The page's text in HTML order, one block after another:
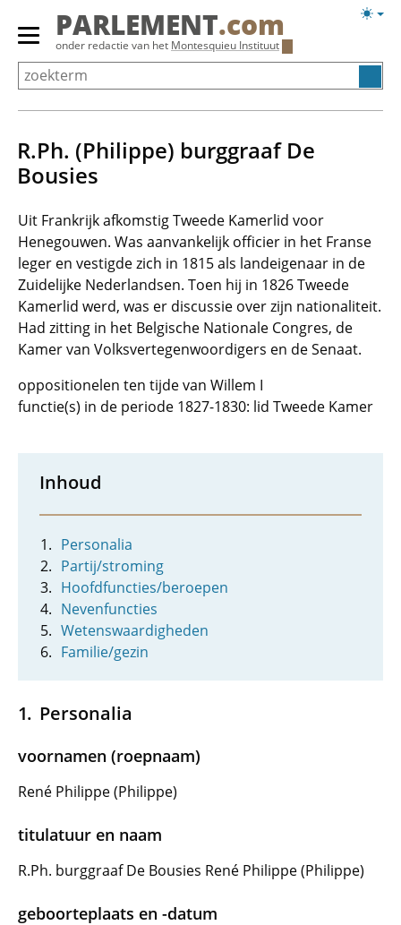
Overslaan
Primair
menu
tonen/verbergen
PARLEMENT.com
onder redactie van het Montesquieu Instituut
R.Ph. (Philippe) burggraaf De
Bousies
Uit Frankrijk afkomstig Tweede Kamerlid voor
Henegouwen. Was aanvankelijk officier in het Franse
leger en vestigde zich in 1815 als landeigenaar in de
Zuidelijke Nederlandsen. Toen hij in 1826 Tweede
Kamerlid werd, was er discussie over zijn nationaliteit.
Had zitting in het Belgische Nationale Congres, de
Kamer van Volksvertegenwoordigers en de Senaat.
oppositionelen ten tijde van Willem I
functie(s) in de periode 1827-1830: lid Tweede Kamer
Inhoud
Personalia
Partij/stroming
Hoofdfuncties/beroepen
Nevenfuncties
Wetenswaardigheden
Familie/gezin
Personalia
voornamen (roepnaam)
René Philippe (Philippe)
titulatuur en naam
R.Ph. burggraaf De Bousies René Philippe (Philippe)
geboorteplaats en -datum